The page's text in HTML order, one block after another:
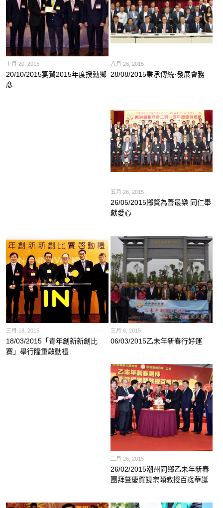
十月 20, 2015
20/10/2015宴賀2015年度授勳鄉
彥
八月 28, 2015
28/08/2015秉承傳統·發展會務
五月 26, 2015
26/05/2015鄉賢為善最樂 同仁奉
獻愛心
三月 18, 2015
18/03/2015「青年創新新創比
賽」舉行隆重啟動禮
三月 6, 2015
06/03/2015乙未年新春行好運
二月 26, 2015
26/02/2015潮州同鄉乙未年新春
團拜曁慶賀饒宗頤教授百歲華誕